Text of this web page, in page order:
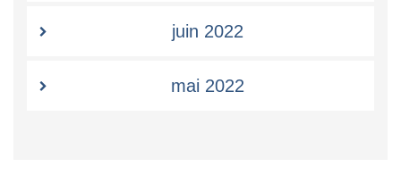
juin 2022
mai 2022